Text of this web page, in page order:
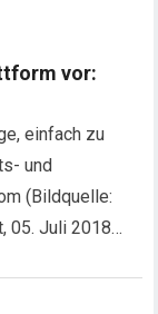
vor:
einfach zu
und
(Bildquelle:
05. Juli 2018…